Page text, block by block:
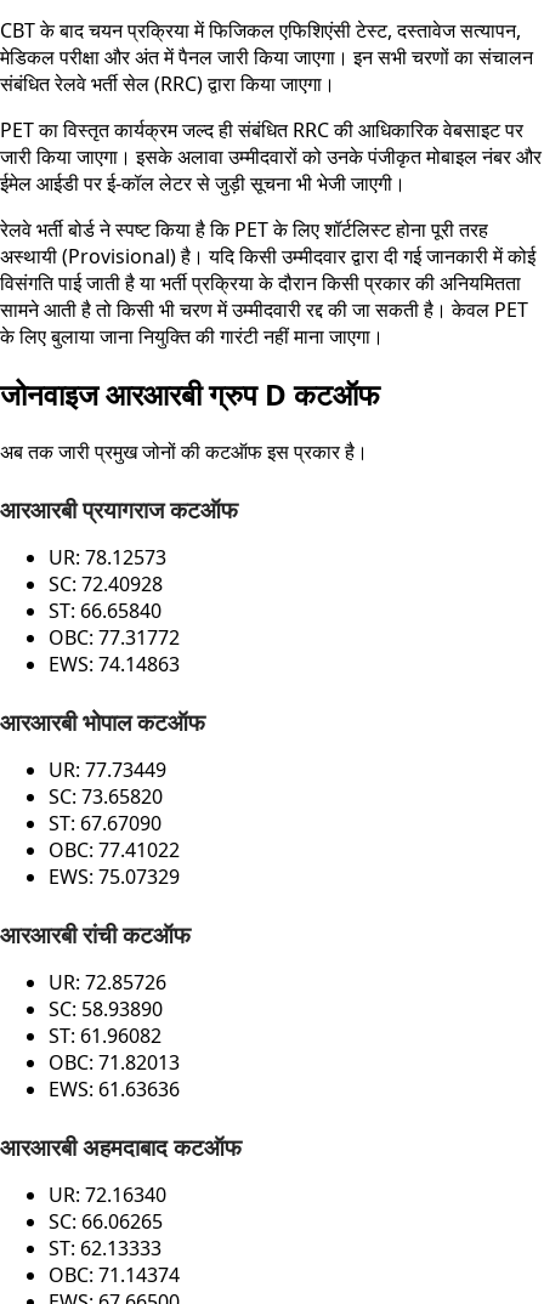
CBT के बाद चयन प्रक्रिया में फिजिकल एफिशिएंसी टेस्ट, दस्तावेज सत्यापन,
मेडिकल परीक्षा और अंत में पैनल जारी किया जाएगा। इन सभी चरणों का संचालन
संबंधित रेलवे भर्ती सेल (RRC) द्वारा किया जाएगा।
PET का विस्तृत कार्यक्रम जल्द ही संबंधित RRC की आधिकारिक वेबसाइट पर
जारी किया जाएगा। इसके अलावा उम्मीदवारों को उनके पंजीकृत मोबाइल नंबर और
ईमेल आईडी पर ई-कॉल लेटर से जुड़ी सूचना भी भेजी जाएगी।
रेलवे भर्ती बोर्ड ने स्पष्ट किया है कि PET के लिए शॉर्टलिस्ट होना पूरी तरह
अस्थायी (Provisional) है। यदि किसी उम्मीदवार द्वारा दी गई जानकारी में कोई
विसंगति पाई जाती है या भर्ती प्रक्रिया के दौरान किसी प्रकार की अनियमितता
सामने आती है तो किसी भी चरण में उम्मीदवारी रद्द की जा सकती है। केवल PET
के लिए बुलाया जाना नियुक्ति की गारंटी नहीं माना जाएगा।
जोनवाइज आरआरबी ग्रुप D कटऑफ
अब तक जारी प्रमुख जोनों की कटऑफ इस प्रकार है।
आरआरबी प्रयागराज कटऑफ
UR: 78.12573
SC: 72.40928
ST: 66.65840
OBC: 77.31772
EWS: 74.14863
आरआरबी भोपाल कटऑफ
UR: 77.73449
SC: 73.65820
ST: 67.67090
OBC: 77.41022
EWS: 75.07329
आरआरबी रांची कटऑफ
UR: 72.85726
SC: 58.93890
ST: 61.96082
OBC: 71.82013
EWS: 61.63636
आरआरबी अहमदाबाद कटऑफ
UR: 72.16340
SC: 66.06265
ST: 62.13333
OBC: 71.14374